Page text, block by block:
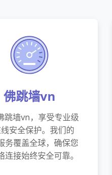
佛跳墙vn
跳墙vn，享受专业级
安全保护。我们的
务覆盖全球，确保您
连接始终安全可靠。